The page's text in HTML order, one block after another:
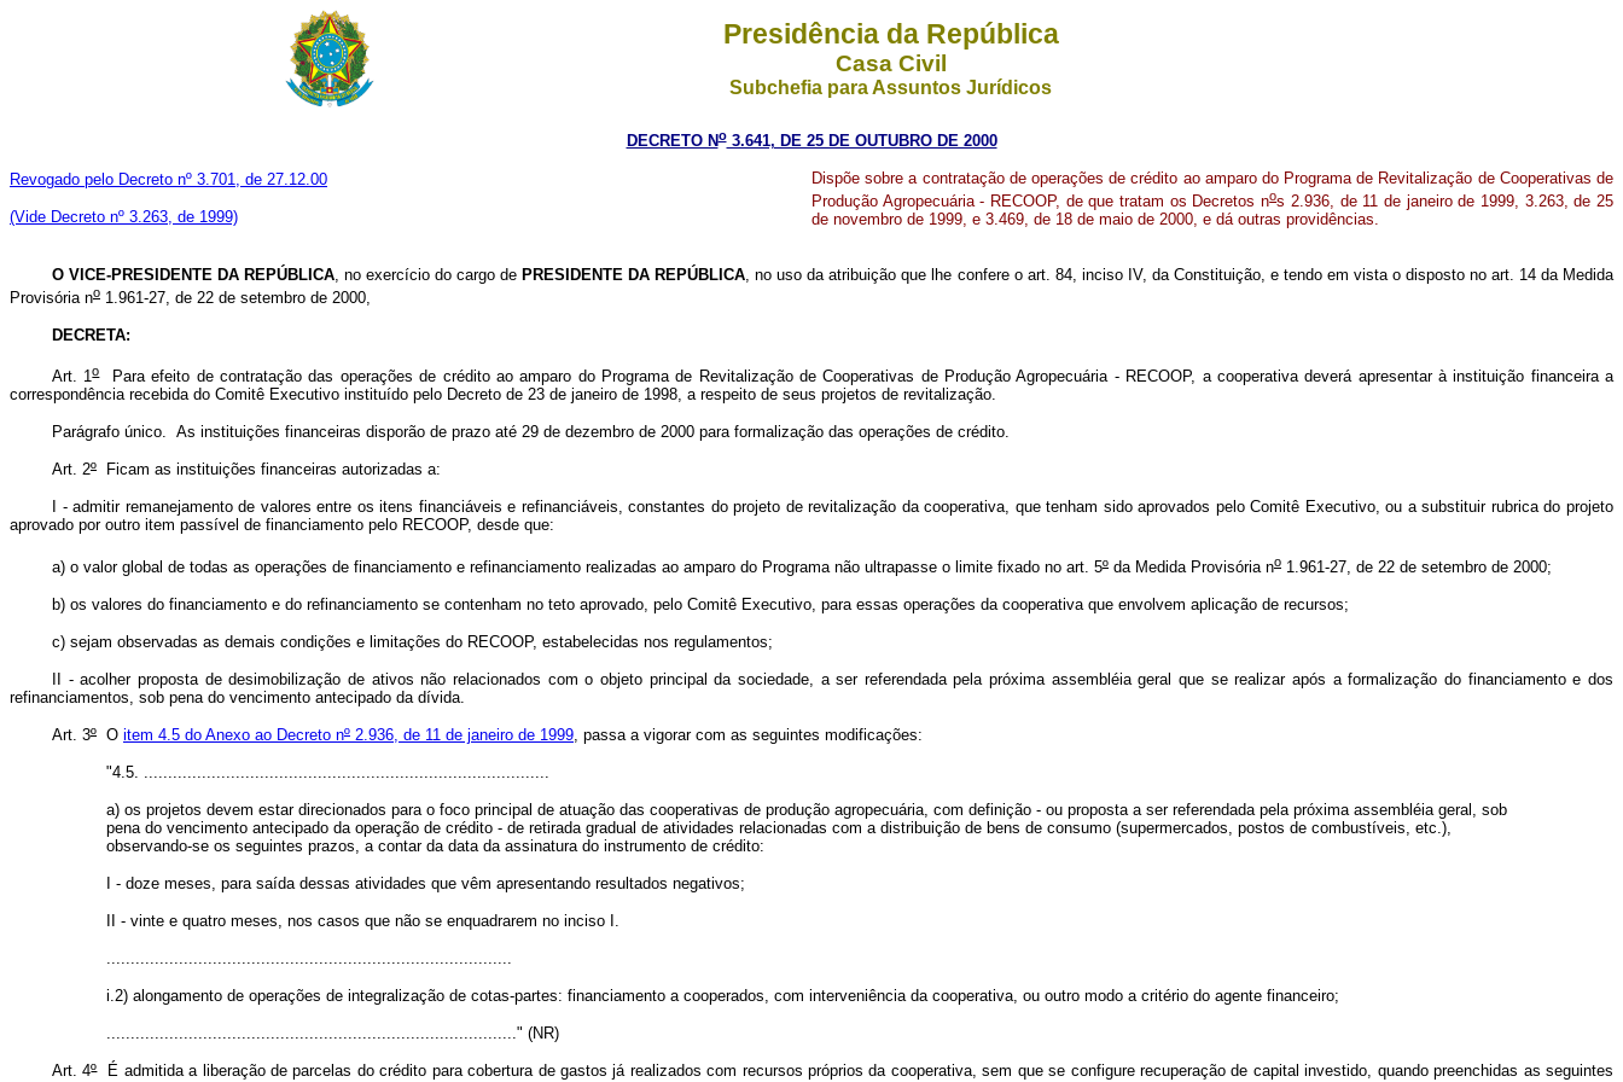
Presidência da República
Casa Civil
Subchefia para Assuntos Jurídicos
DECRETO No3.641, DE 25 DE OUTUBRO DE 2000
Revogado pelo Decreto nº 3.701, de 27.12.00
(Vide Decreto nº 3.263, de 1999)
Dispõe sobre a contratação de operações de crédito ao amparo do Programa de Revitalização de Cooperativas de
Produção Agropecuária - RECOOP, de que tratam os Decretos nos 2.936, de 11 de janeiro de 1999, 3.263, de 25
de novembro de 1999, e 3.469, de 18 de maio de 2000, e dá outras providências.
O VICE-PRESIDENTE DA REPÚBLICA, no exercício do cargo de PRESIDENTE DA REPÚBLICA, no uso da atribuição que lhe confere o art. 84, inciso IV, da Constituição, e tendo em vista o disposto no art. 14 da Medida
Provisória no 1.961-27, de 22 de setembro de 2000,
DECRETA:
Art. 1oPara efeito de contratação das operações de crédito ao amparo do Programa de Revitalização de Cooperativas de Produção Agropecuária - RECOOP, a cooperativa deverá apresentar à instituição financeira a
correspondência recebida do Comitê Executivo instituído pelo Decreto de 23 de janeiro de 1998, a respeito de seus projetos de revitalização.
Parágrafo único. As instituições financeiras disporão de prazo até 29 de dezembro de 2000 para formalização das operações de crédito.
Art. 2º Ficam as instituições financeiras autorizadas a:
I - admitir remanejamento de valores entre os itens financiáveis e refinanciáveis, constantes do projeto de revitalização da cooperativa, que tenham sido aprovados pelo Comitê Executivo, ou a substituir rubrica do projeto
aprovado por outro item passível de financiamento pelo RECOOP, desde que:
a) o valor global de todas as operações de financiamento e refinanciamento realizadas ao amparo do Programa não ultrapasse o limite fixado no art. 5º da Medida Provisória no 1.961-27, de 22 de setembro de 2000;
b) os valores do financiamento e do refinanciamento se contenham no teto aprovado, pelo Comitê Executivo, para essas operações da cooperativa que envolvem aplicação de recursos;
c) sejam observadas as demais condições e limitações do RECOOP, estabelecidas nos regulamentos;
II - acolher proposta de desimobilização de ativos não relacionados com o objeto principal da sociedade, a ser referendada pela próxima assembléia geral que se realizar após a formalização do financiamento e dos
refinanciamentos, sob pena do vencimento antecipado da dívida.
Art. 3º O item 4.5 do Anexo ao Decreto nº 2.936, de 11 de janeiro de 1999 , passa a vigorar com as seguintes modificações:
"4.5. ....................................................................................
a) os projetos devem estar direcionados para o foco principal de atuação das cooperativas de produção agropecuária, com definição - ou proposta a ser referendada pela próxima assembléia geral, sob
pena do vencimento antecipado da operação de crédito - de retirada gradual de atividades relacionadas com a distribuição de bens de consumo (supermercados, postos de combustíveis, etc.),
observando-se os seguintes prazos, a contar da data da assinatura do instrumento de crédito:
I - doze meses, para saída dessas atividades que vêm apresentando resultados negativos;
II - vinte e quatro meses, nos casos que não se enquadrarem no inciso I.
i.2) alongamento de operações de integralização de cotas-partes: financiamento a cooperados, com interveniência da cooperativa, ou outro modo a critério do agente financeiro;
....................................................................................." (NR)
Art. 4ºÉ admitida a liberação de parcelas do crédito para cobertura de gastos já realizados com recursos próprios da cooperativa, sem que se configure recuperação de capital investido, quando preenchidas as seguintes